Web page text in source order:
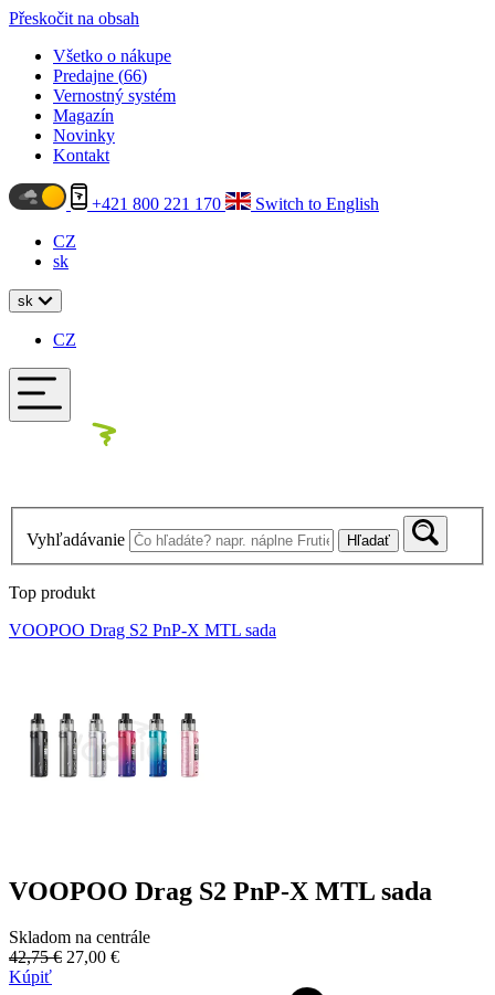
Přeskočit na obsah
Všetko o nákupe
Predajne (66)
Vernostný systém
Magazín
Novinky
Kontakt
+421 800 221 170
Switch to English
CZ
sk
sk
CZ
Vyhľadávanie Hľadať
Top produkt
VOOPOO Drag S2 PnP-X MTL sada
VOOPOO Drag S2 PnP-X MTL sada
Skladom na centrále
42,75 € 27,00 €
Kúpiť